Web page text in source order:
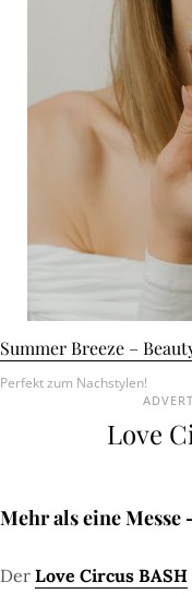
Summer Breeze –
Perfekt zum Nachstylen!
Love
Mehr als eine
Der Love Circus BASH